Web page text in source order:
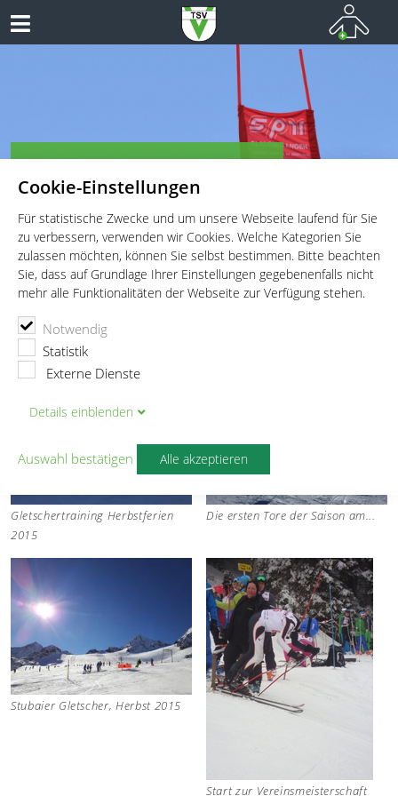
Cookie-Einstellungen
Für statistische Zwecke und um unsere Webseite laufend für Sie
zu verbessern, verwenden wir Cookies. Welche Kategorien Sie
zulassen möchten, können Sie selbst bestimmen. Bitte beachten
Sie, dass auf Grundlage Ihrer Einstellungen gegebenenfalls nicht
mehr alle Funktionalitäten der Webseite zur Verfügung stehen.
Notwendig
Statistik
Externe Dienste
Details einblenden
Auswahl bestätigen Alle akzeptieren
TSV Vaterstetten e.V.
Skisaison 15/16
Gletschertraining Herbstferien
2015
Die ersten Tore der Saison am...
Stubaier Gletscher, Herbst 2015
Start zur Vereinsmeisterschaft